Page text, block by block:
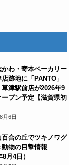
かわ・寄本ベーカリー
跡地に「PANTO」
草津駅前店が2026年9
ープン予定【滋賀県初
月6日
百合の丘でツキノワグ
動物の目撃情報
8月4日）